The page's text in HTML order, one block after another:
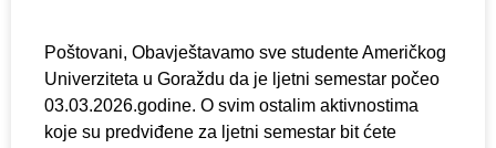
Poštovani, Obavještavamo sve studente Američkog
Univerziteta u Goraždu da je ljetni semestar počeo
03.03.2026.godine. O svim ostalim aktivnostima
koje su predviđene za ljetni semestar bit ćete